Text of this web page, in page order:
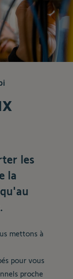
les
la
mettons à
pour vous
proche